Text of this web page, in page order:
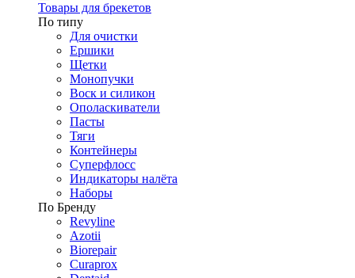
Товары для брекетов
По типу
Для очистки
Ершики
Щетки
Монопучки
Воск и силикон
Ополаскиватели
Пасты
Тяги
Контейнеры
Суперфлосс
Индикаторы налёта
Наборы
По Бренду
Revyline
Azotii
Biorepair
Curaprox